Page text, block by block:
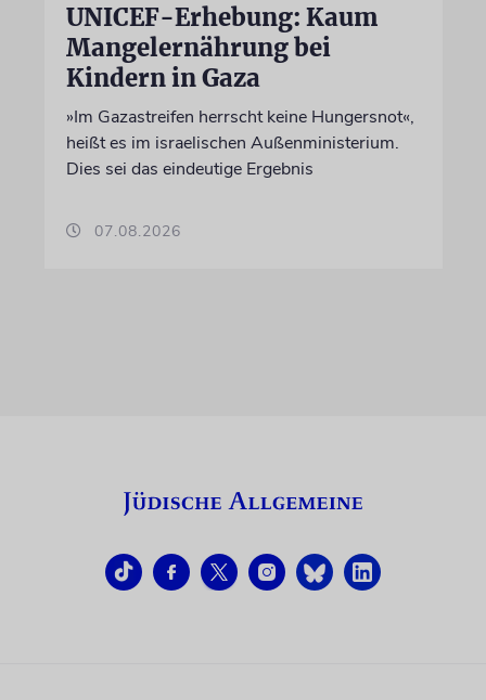
UNICEF-Erhebung: Kaum
Mangelernährung bei
Kindern in Gaza
»Im Gazastreifen herrscht keine Hungersnot«,
heißt es im israelischen Außenministerium.
Dies sei das eindeutige Ergebnis
07.08.2026